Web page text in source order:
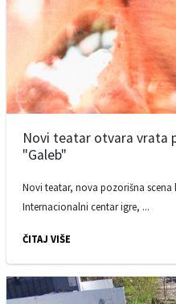
Novi teatar otvara vrata
"Galeb"
Novi teatar, nova pozorišna scena
Internacionalni centar igre, ...
ČITAJ VIŠE